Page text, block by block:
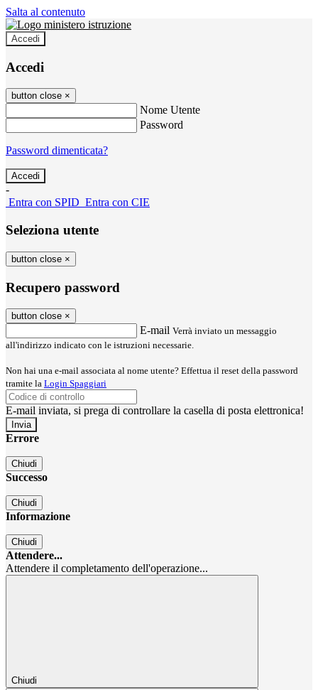
Salta al contenuto
Accedi
Accedi
button close ×
Nome Utente
Password
Password dimenticata?
-
Entra con SPID Entra con CIE
Seleziona utente
button close ×
Recupero password
button close ×
E-mail Verrà inviato un messaggio
all'indirizzo indicato con le istruzioni necessarie.
Non hai una e-mail associata al nome utente? Effettua il reset della password
tramite la Login Spaggiari
E-mail inviata, si prega di controllare la casella di posta elettronica!
Errore
Chiudi
Successo
Chiudi
Informazione
Chiudi
Attendere...
Attendere il completamento dell'operazione...
Chiudi